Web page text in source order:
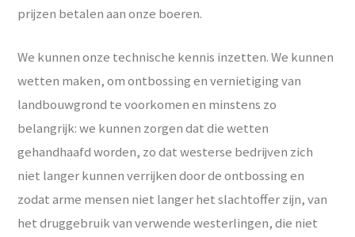
prijzen betalen aan onze boeren.
We kunnen onze technische kennis inzetten. We kunnen
wetten maken, om ontbossing en vernietiging van
landbouwgrond te voorkomen en minstens zo
belangrijk: we kunnen zorgen dat die wetten
gehandhaafd worden, zo dat westerse bedrijven zich
niet langer kunnen verrijken door de ontbossing en
zodat arme mensen niet langer het slachtoffer zijn, van
het druggebruik van verwende westerlingen, die niet